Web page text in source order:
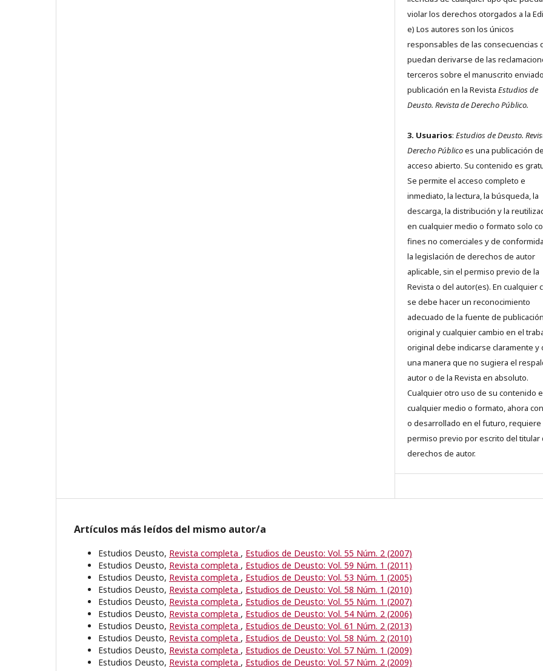
violar los derechos otorgados a la
e) Los autores son los únicos
responsables de las consecuencias
puedan derivarse de las
terceros sobre el manuscrito
publicación en la Revista Estudios de
Deusto. Revista de Derecho Público.
3. Usuarios: Estudios de Deusto.
Derecho Públicoes una publicación de
acceso abierto. Su contenido es
Se permite el acceso completo e
inmediato, la lectura, la búsqueda, la
descarga, la distribución y la
en cualquier medio o formato solo
fines no comerciales y de
la legislación de derechos de autor
aplicable, sin el permiso previo de la
Revista o del autor(es). En cualquier
se debe hacer un reconocimiento
adecuado de la fuente de publicación
original y cualquier cambio en el
original debe indicarse claramente y
una manera que no sugiera el
autor o de la Revista en absoluto.
Cualquier otro uso de su contenido
cualquier medio o formato, ahora
o desarrollado en el futuro, requiere
permiso previo por escrito del titular
derechos de autor.
Artículos más leídos del mismo autor/a
Estudios Deusto, Revista completa , Estudios de Deusto: Vol. 55 Núm. 2 (2007)
Estudios Deusto, Revista completa , Estudios de Deusto: Vol. 59 Núm. 1 (2011)
Estudios Deusto, Revista completa , Estudios de Deusto: Vol. 53 Núm. 1 (2005)
Estudios Deusto, Revista completa , Estudios de Deusto: Vol. 58 Núm. 1 (2010)
Estudios Deusto, Revista completa , Estudios de Deusto: Vol. 55 Núm. 1 (2007)
Estudios Deusto, Revista completa , Estudios de Deusto: Vol. 54 Núm. 2 (2006)
Estudios Deusto, Revista completa , Estudios de Deusto: Vol. 61 Núm. 2 (2013)
Estudios Deusto, Revista completa , Estudios de Deusto: Vol. 58 Núm. 2 (2010)
Estudios Deusto, Revista completa , Estudios de Deusto: Vol. 57 Núm. 1 (2009)
Estudios Deusto, Revista completa , Estudios de Deusto: Vol. 57 Núm. 2 (2009)